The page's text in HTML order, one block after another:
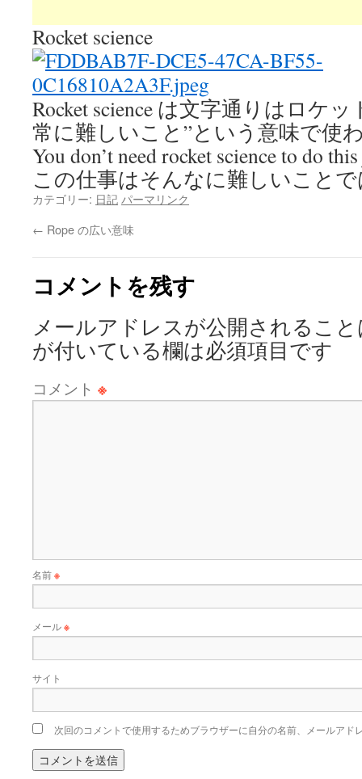
Rocket science
Rocket science は文字通りはロケ
常に難しいこと”という意味で使
You don’t need rocket science to do
この仕事はそんなに難しいこと
カテゴリー: 日記 パーマリンク
← Rope の広い意味
コメントを残す
メールアドレスが公開されるこ
が付いている欄は必須項目です
コメント ※
名前※
メール※
サイト
次回のコメントで使用するためブラウザーに自分の名前、メールアド